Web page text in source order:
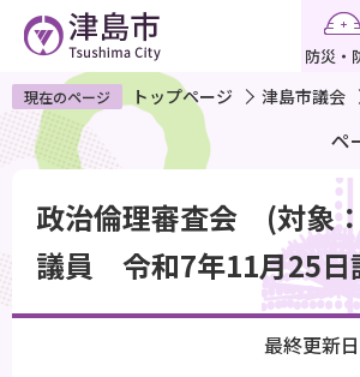
ペ
ー
ジ
で
す
防災・
現在のページ トップページ 津島市議会
ペ
か
政治倫理審査会 (対象
議員 令和7年11月25日
最終更新